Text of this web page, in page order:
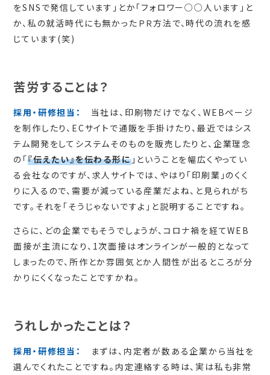
をSNSで発信しています」とか「フォロワー○○人います」と
か、私の就活時代にも無かったＰＲ方法で、時代の流れを感
じています(笑)
苦労することは？
採用・研修担当：
当社は、印刷物だけでなく、WEBぺージ
を制作したり、ECサイトで通販を手掛けたり、最近ではシス
テム開発をしてシステムそのものを販売したりと、企業理念
の「『伝えたい』を伝わる形に」ということを幅広くやってい
る会社なのですが、求人サイトでは、やはり「印刷業」のくく
りに入るので、需要が減っている産業だよね、と見られがち
です。それを「そうじゃないですよ」と説明することですね。
さらに、どの企業でもそうでしょうが、コロナ禍を経てWEB
面接が主流になり、1次面接はオンラインが一般的となって
しまったので、所作とか雰囲気とか人間性が出るところが分
かりにくくなったことですかね。
うれしかったことは？
採用・研修担当：
まずは、内定者が数ある企業から当社を
選んでくれたことですね。内定連絡する時は、実は私も非常